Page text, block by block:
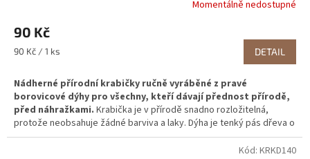
Momentálně nedostupné
90 Kč
Měrná
90 Kč / 1 ks DETAIL
Nádherné přírodní krabičky ručně vyráběné z pravé
borovicové dýhy pro všechny, kteří dávají přednost přírodě,
před náhražkami. Krabička je v přírodě snadno rozložitelná,
protože neobsahuje žádné barviva a laky. Dýha je tenký pás dřeva o
tloušťce několika milimetrů, snadno zpracovatelný a jedná se o
nejstarší způsob zpracování dřeva. Tato krabička se vám bude
Kód: KRKD140